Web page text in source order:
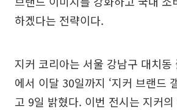
하겠다는 전략이다.
지커 코리아는 서울 강남구 대치동
에서 이달 30일까지 ‘지커 브랜드
고 9일 밝혔다. 이번 전시는 지커